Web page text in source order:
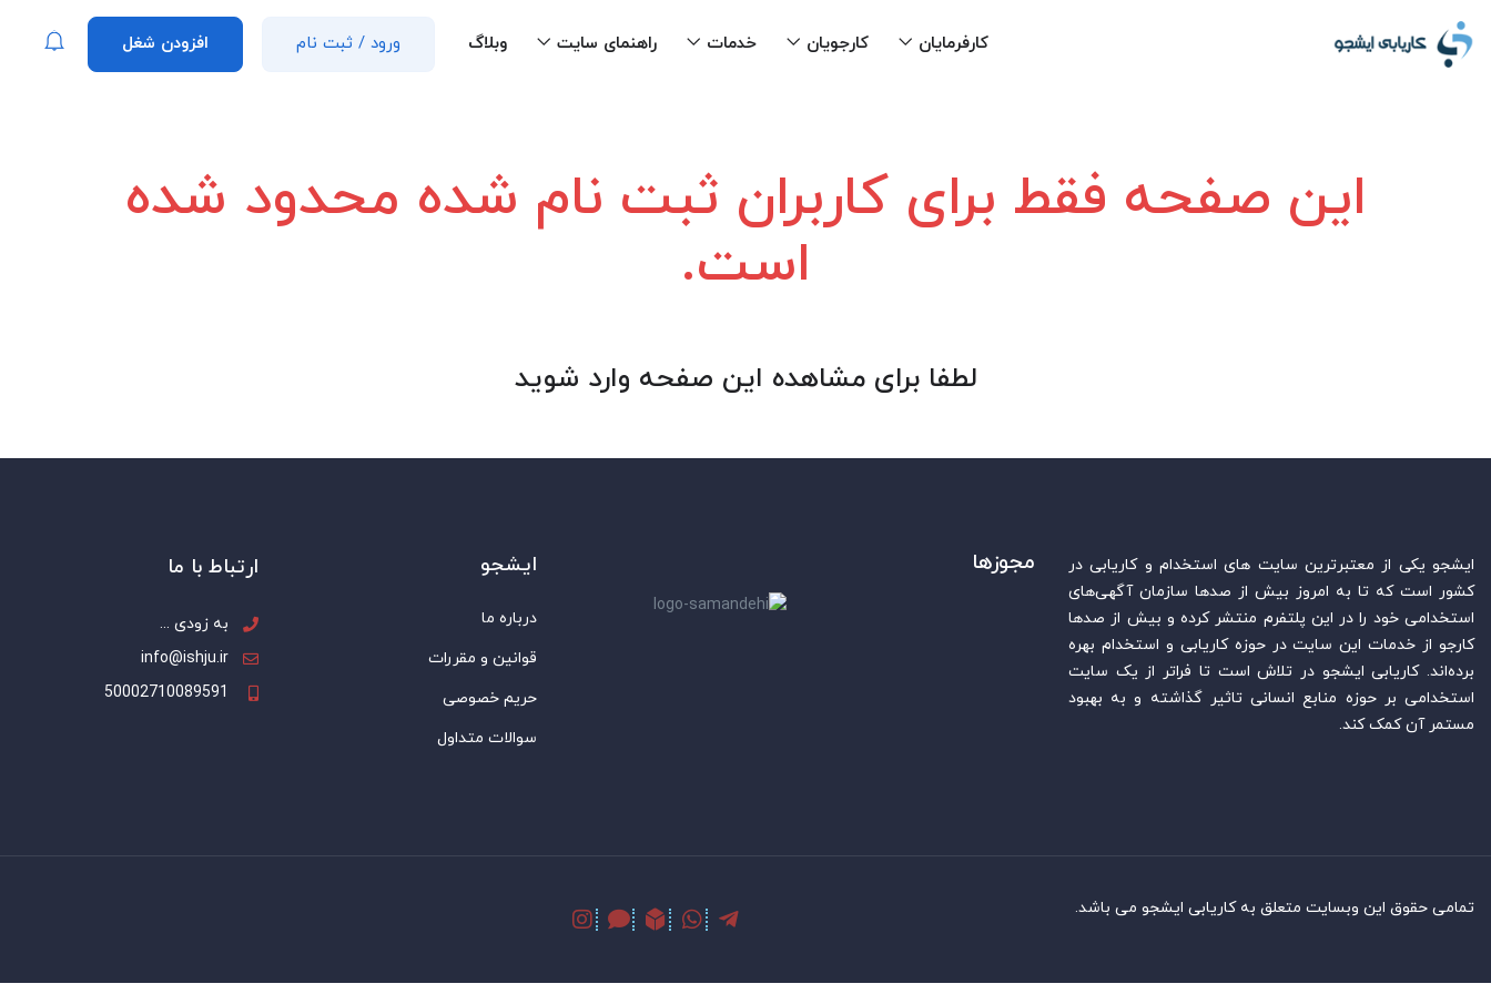
کارفرمایان کارجویان خدمات راهنمای سایت وبلاگ ورود / ثبت نام افزودن شغل
این صفحه فقط برای کاربران ثبت نام شده محدود شده
است.
لطفا برای مشاهده این صفحه وارد شوید
ایشجو یکی از معتبرترین سایت‌ های استخدام و کاریابی در
کشور است که تا به امروز بیش از صدها سازمان آگهی‌های
استخدامی خود را در این پلتفرم منتشر کرده و بیش از صدها
کارجو از خدمات این سایت در حوزه کاریابی و استخدام بهره
برده‌اند. کاریابی ایشجو در تلاش است تا فراتر از یک سایت
استخدامی بر حوزه منابع انسانی تاثیر گذاشته و به بهبود
مستمر آن کمک کند.
مجوزها ایشجو
درباره ما
قوانین و مقررات
حریم خصوصی
سوالات متداول
ارتباط با ما
به زودی ...
info@ishju.ir
50002710089591
تمامی حقوق این وبسایت متعلق به کاریابی ایشجو می باشد.